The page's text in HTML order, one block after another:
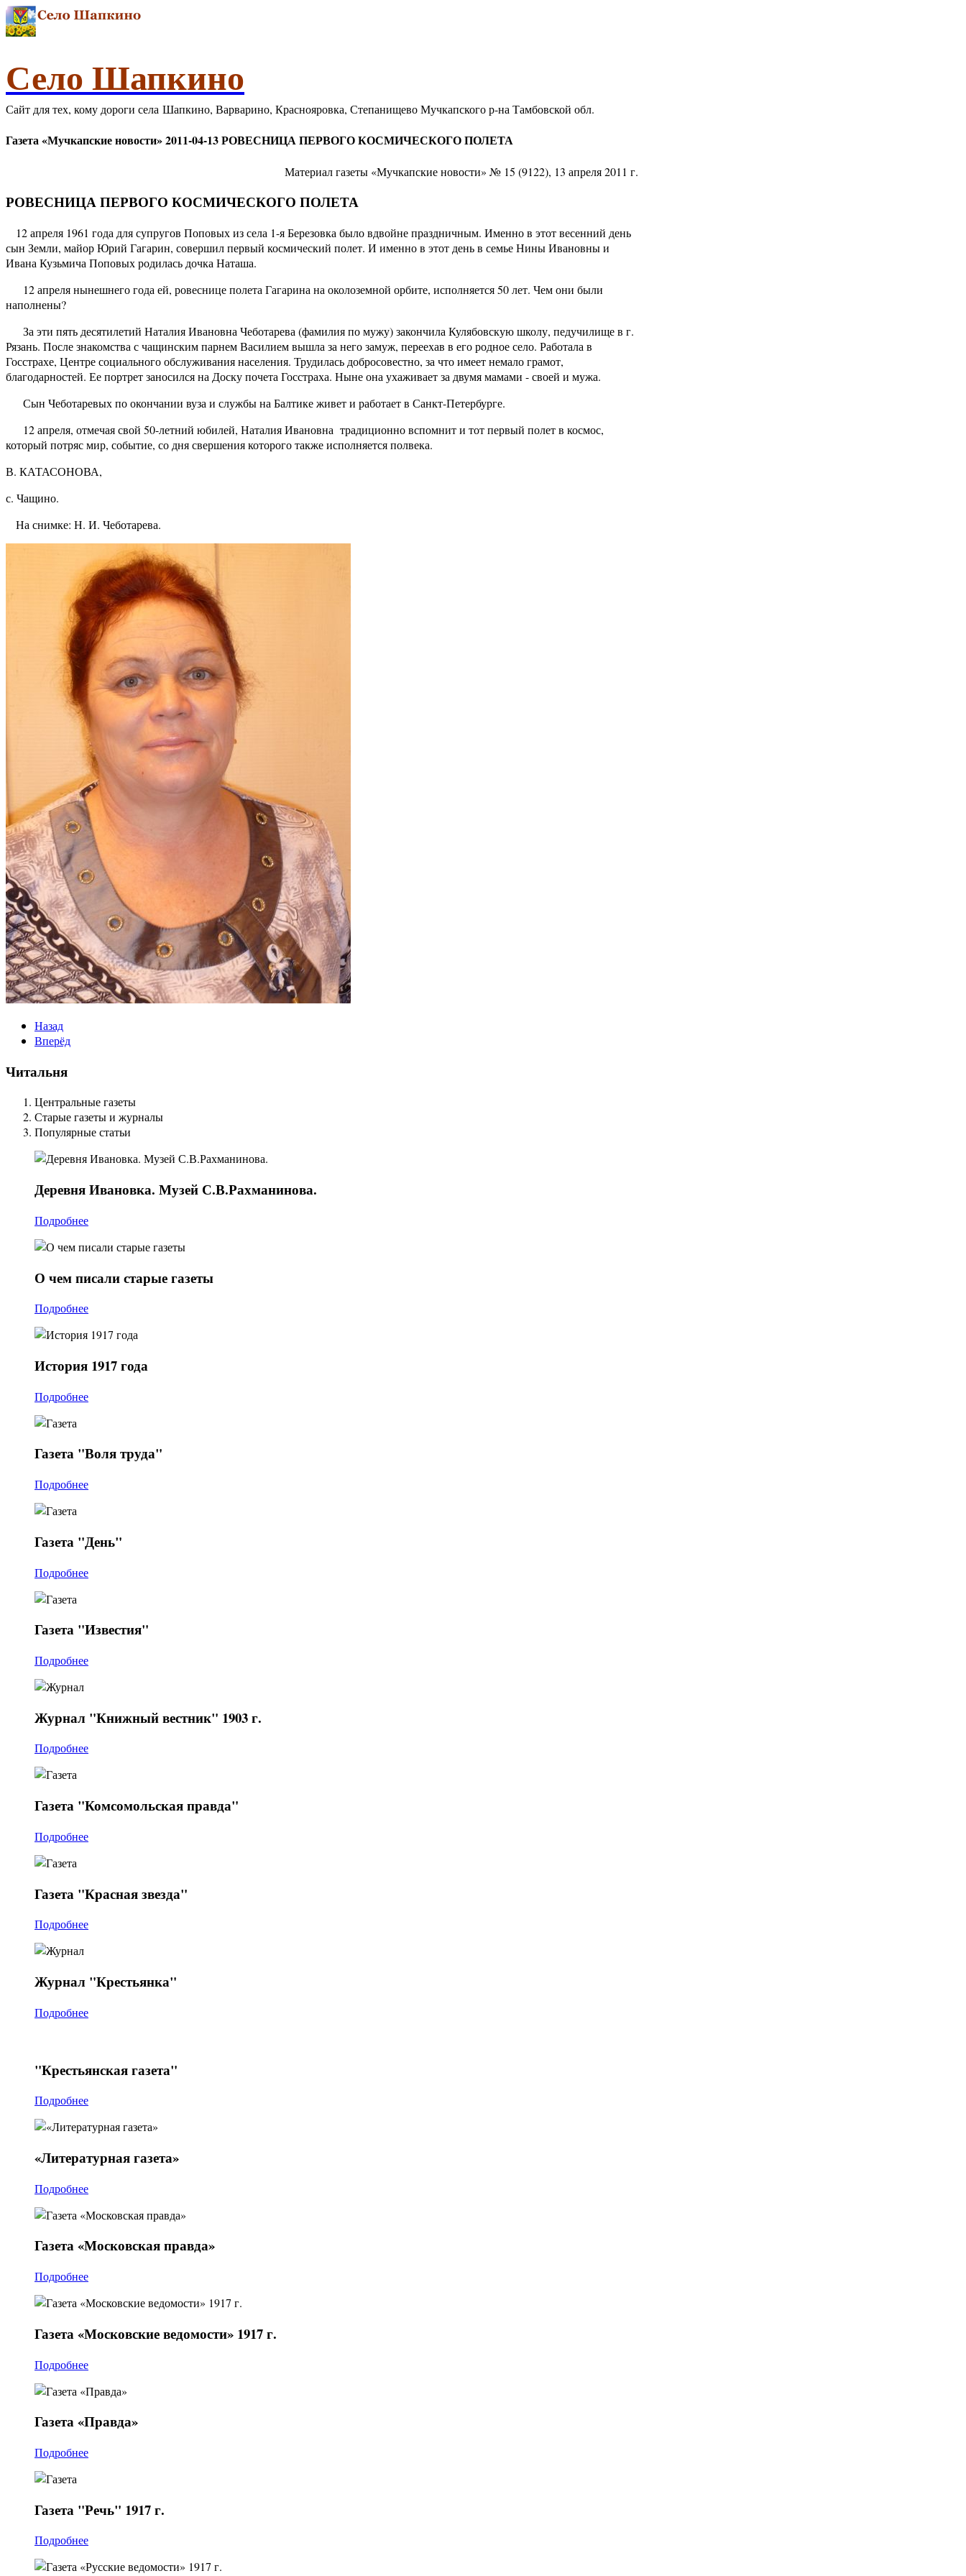
Село Шапкино
Сайт для тех, кому дороги села Шапкино, Варварино, Краснояровка, Степанищево Мучкапского р-на Тамбовской обл.
Газета «Мучкапские новости» 2011-04-13 РОВЕСНИЦА ПЕРВОГО КОСМИЧЕСКОГО ПОЛЕТА
Материал газеты «Мучкапские новости» № 15 (9122), 13 апреля 2011 г.
РОВЕСНИЦА ПЕРВОГО КОСМИЧЕСКОГО ПОЛЕТА
12 апреля 1961 года для супругов Поповых из села 1-я Березовка было вдвойне праздничным. Именно в этот весенний день
сын Земли, майор Юрий Гагарин, совершил первый космический полет. И именно в этот день в семье Нины Ивановны и
Ивана Кузьмича Поповых родилась дочка Наташа.
12 апреля нынешнего года ей, ровеснице полета Гагарина на околоземной орбите, исполняется 50 лет. Чем они были
наполнены?
За эти пять десятилетий Наталия Ивановна Чеботарева (фамилия по мужу) закончила Кулябовскую школу, педучилище в г.
Рязань. После знакомства с чащинским парнем Василием вышла за него замуж, переехав в его родное село. Работала в
Госстрахе, Центре социального обслуживания населения. Трудилась добросовестно, за что имеет немало грамот,
благодарностей. Ее портрет заносился на Доску почета Госстраха. Ныне она ухаживает за двумя мамами - своей и мужа.
Сын Чеботаревых по окончании вуза и службы на Балтике живет и работает в Санкт-Петербурге.
12 апреля, отмечая свой 50-летний юбилей, Наталия Ивановна традиционно вспомнит и тот первый полет в космос,
который потряс мир, событие, со дня свершения которого также исполняется полвека.
В. КАТАСОНОВА,
с. Чащино.
На снимке: Н. И. Чеботарева.
Назад
Вперёд
Читальня
Центральные газеты
Старые газеты и журналы
Популярные статьи
ДеревняИвановка. Музей С.В.Рахманинова.
Подробнее
О чем писали старые газеты
Подробнее
История 1917 года
Подробнее
Газета "Воля труда"
Подробнее
Газета "День"
Подробнее
Газета "Известия"
Подробнее
Журнал "Книжный вестник" 1903 г.
Подробнее
Газета "Комсомольская правда"
Подробнее
Газета "Красная звезда"
Подробнее
Журнал "Крестьянка"
Подробнее
"Крестьянскаягазета"
Подробнее
«Литературнаягазета»
Подробнее
Газета«Московская правда»
Подробнее
Газета«Московские ведомости» 1917 г.
Подробнее
Газета«Правда»
Подробнее
Газета "Речь" 1917 г.
Подробнее